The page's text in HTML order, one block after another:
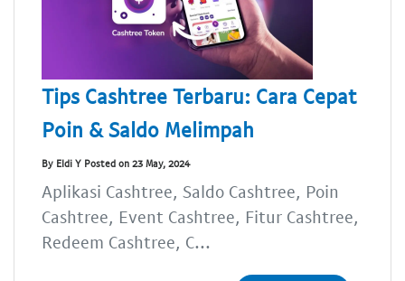
Tips Cashtree Terbaru: Cara Cepat
Poin & Saldo Melimpah
By Eldi Y Posted on 23 May, 2024
Aplikasi Cashtree, Saldo Cashtree, Poin
Cashtree, Event Cashtree, Fitur Cashtree,
Redeem Cashtree, C...